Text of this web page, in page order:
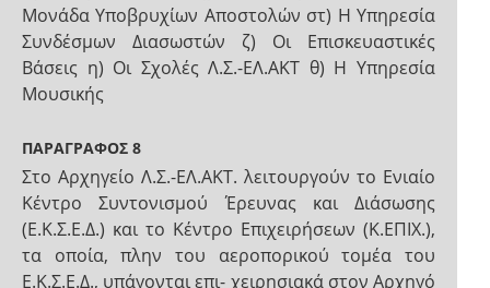
Μονάδα Υποβρυχίων Αποστολών στ) Η Υπηρεσία
Συνδέσμων Διασωστών ζ) Οι Επισκευαστικές
Βάσεις η) Οι Σχολές Λ.Σ.-ΕΛ.ΑΚΤ θ) Η Υπηρεσία
Μουσικής
ΠΑΡΑΓΡΑΦΟΣ 8
Στο Αρχηγείο Λ.Σ.-ΕΛ.ΑΚΤ. λειτουργούν το Ενιαίο
Κέντρο Συντονισμού Έρευνας και Διάσωσης
(Ε.Κ.Σ.Ε.Δ.) και το Κέντρο Επιχειρήσεων (Κ.ΕΠΙΧ.),
τα οποία, πλην του αεροπορικού τομέα του
Ε.Κ.Σ.Ε.Δ., υπάγονται επι- χειρησιακά στον Αρχηγό